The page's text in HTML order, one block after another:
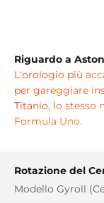
Riguardo a
L'orologio più
per gareggiare
Titanio, lo stesso
Formula Uno.
Rotazione del
Modello Gyroll